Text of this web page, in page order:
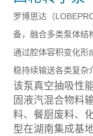
罗博思达（
备，融合多类泵体结
通过腔体容积变化形
稳持续输送各类复杂
该泵真空抽吸性
固液汽混合物料
料、餐厨废料、
型在湖南集成基